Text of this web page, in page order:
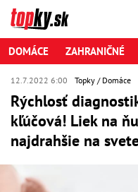
DOMÁCE ZAHRANIČNÉ
12.7.2022 6:00 Topky Domáce
Rýchlosť
kľúčová! Liek na
najdrahšie na